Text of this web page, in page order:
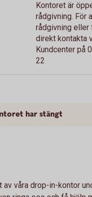
Kontoret är
rådgivning. För
rådgivning eller
direkt kontakta
Kundcenter på
22
har stängt
våra drop-in-kontor